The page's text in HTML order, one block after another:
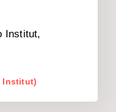
Institut,
Institut)